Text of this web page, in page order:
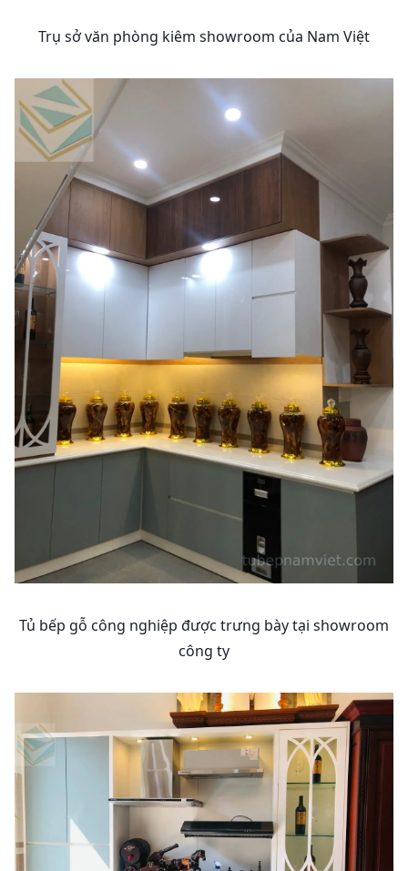
Trụ sở văn phòng kiêm showroom của Nam Việt
Tủ bếp gỗ công nghiệp được trưng bày tại showroom
công ty